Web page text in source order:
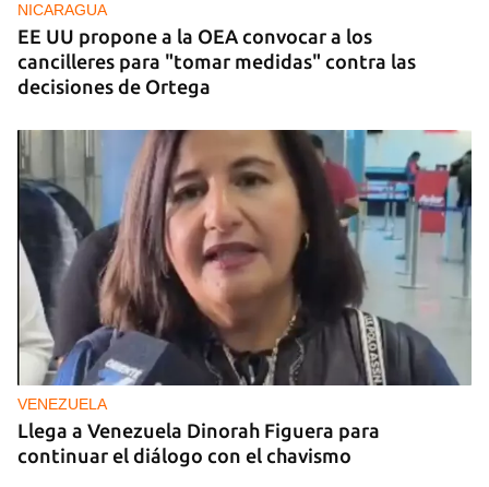
NICARAGUA
EE UU propone a la OEA convocar a los
cancilleres para "tomar medidas" contra las
decisiones de Ortega
VENEZUELA
Llega a Venezuela Dinorah Figuera para
continuar el diálogo con el chavismo